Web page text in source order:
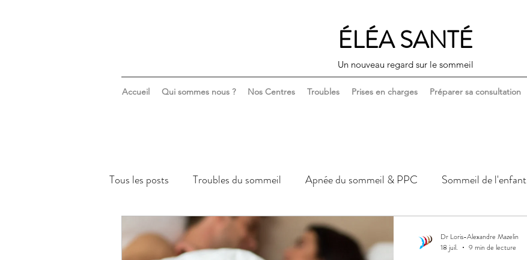
ÉLÉA SANTÉ
Un nouveau regard sur le sommeil
Accueil Qui sommes nous ? Nos Centres Troubles Prises en charges Préparer sa consultation
Tous les posts Troubles du sommeil Apnée du sommeil & PPC Sommeil de l'enfant
Sommeil & santé mentale Sommeil, corps & santé
Dr Loris-Alexandre Mazelin
18 juil.
9 min de lecture